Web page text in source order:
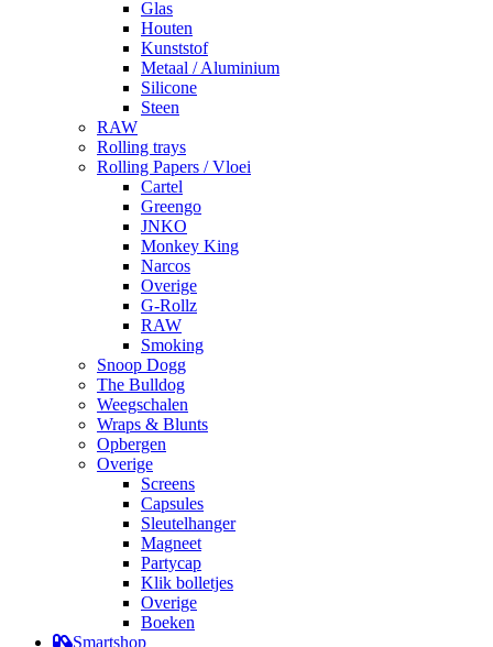
Glas
Houten
Kunststof
Metaal / Aluminium
Silicone
Steen
RAW
Rolling trays
Rolling Papers / Vloei
Cartel
Greengo
JNKO
Monkey King
Narcos
Overige
G-Rollz
RAW
Smoking
Snoop Dogg
The Bulldog
Weegschalen
Wraps & Blunts
Opbergen
Overige
Screens
Capsules
Sleutelhanger
Magneet
Partycap
Klik bolletjes
Overige
Boeken
Smartshop